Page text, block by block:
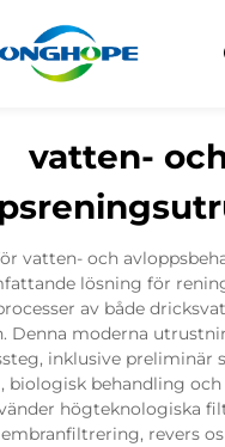
vatten-
vatten- och
lösning för
av både
Denna moderna
inklusive preliminär
biologisk behandling
högteknologiska
revers